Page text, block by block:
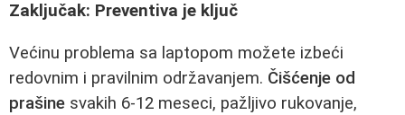
Zaključak: Preventiva je ključ
Većinu problema sa laptopom možete izbeći
redovnim i pravilnim održavanjem. Čišćenje od
prašine svakih 6-12 meseci, pažljivo rukovanje,